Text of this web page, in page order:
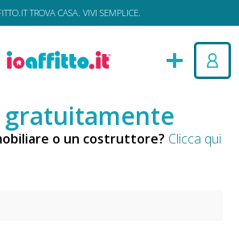
TROVA CASA. VIVI SEMPLICE.
gratuitamente
o un costruttore? Clicca qui